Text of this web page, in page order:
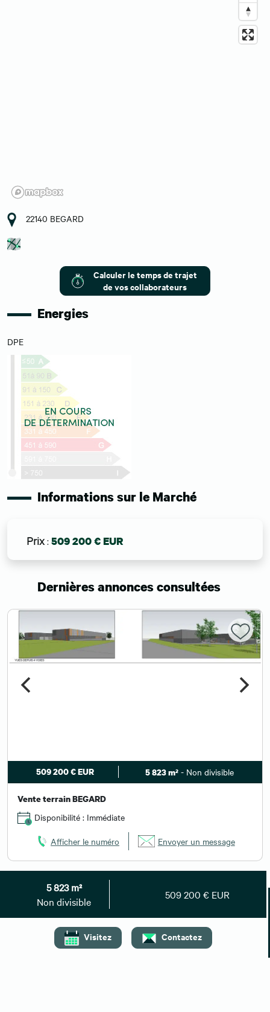
22140 BEGARD
Calculer le temps de trajet
de vos collaborateurs
Energies
DPE
Informations sur le Marché
Prix: 509 200 € EUR
5 823 m²
Non divisible
509 200 € EUR
Visitez Contactez
Dernières annonces consultées
509 200 € EUR 5 823 m²- Non divisible
Vente terrain BEGARD
Disponibilité : Immédiate
Afficher le numéro Envoyer un message
Besoin de plus d'informations ?
Contactez-nous